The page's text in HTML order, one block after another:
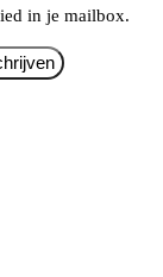
in je mailbox.